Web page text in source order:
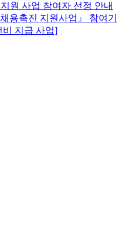
원 사업 참여자 선정 안내
용촉진 지원사업』 참여기
비 지급 사업]